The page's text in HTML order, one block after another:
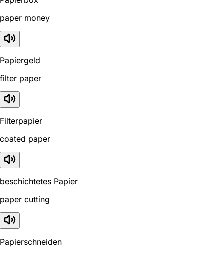
paper money
Papiergeld
filter paper
Filterpapier
coated paper
beschichtetes Papier
paper cutting
Papierschneiden